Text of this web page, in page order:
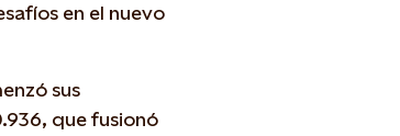
en el nuevo
sus
que fusionó